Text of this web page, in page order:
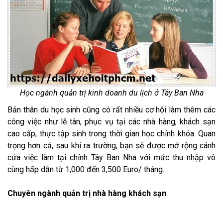
Học ngành quản trị kinh doanh du lịch ở Tây Ban Nha
Bản thân du học sinh cũng có rất nhiều cơ hội làm thêm các
công việc như lễ tân, phục vụ tại các nhà hàng, khách sạn
cao cấp, thực tập sinh trong thời gian học chính khóa. Quan
trọng hơn cả, sau khi ra trường, bạn sẽ được mở rộng cánh
cửa việc làm tại chính Tây Ban Nha với mức thu nhập vô
cùng hấp dẫn từ 1,000 đến 3,500 Euro/ tháng.
Chuyên ngành quản trị nhà hàng khách sạn